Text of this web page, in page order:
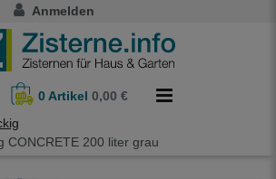
Anmelden
0Artikel 0,00 €
CONCRETE 200 liter grau